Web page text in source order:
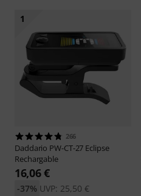
1
266
Daddario PW-CT-27 Eclipse
Rechargable
16,06 €
UVP: 25,50 €
-37%